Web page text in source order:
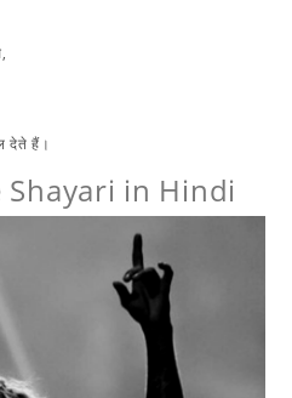
देते हैं।
in Hindi